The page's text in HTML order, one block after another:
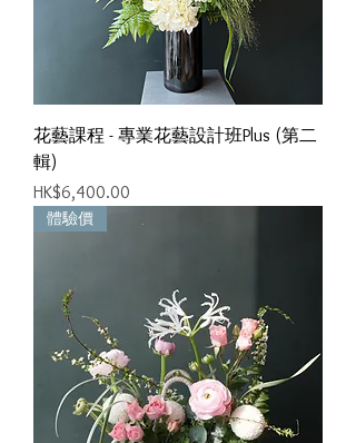
花藝課程 - 專業花藝設計班Plus (第二
輯)
價格
HK$6,400.00
體驗價